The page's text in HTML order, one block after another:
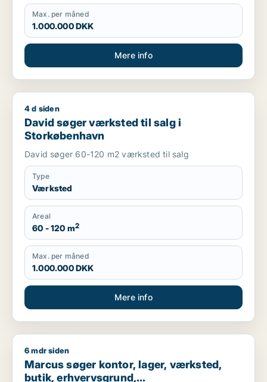
Max. per måned
1.000.000 DKK
Mere info
David søger værksted til salg i Storkøbenhavn
4 d siden
David søger værksted til salg i
Storkøbenhavn
David søger 60-120 m2 værksted til salg
Type
Værksted
Areal
60 - 120 m2
Max. per måned
1.000.000 DKK
Mere info
Marcus søger kontor, lager, værksted, butik,
6 mdr siden
Marcus søger kontor, lager, værksted,
butik, erhvervsgrund,